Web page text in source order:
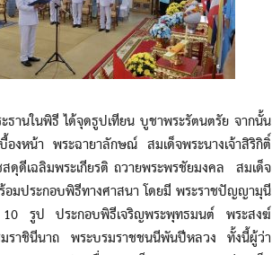
นในพิธี ได้จุดธูปเทียน บูชาพระรัตนตรัย จากนั้น
องหน้า พระฉายาลักษณ์ สมเด็จพระนางเจ้าสิริกิติ์
ดีเฉลิมพระเกียรติ ถวายพระพรชัยมงคล สมเด็จ
มประกอบพิธีทางศาสนา โดยมี พระราชปัญญามุนี
รูป ประกอบพิธีเจริญพระพุทธมนต์ พระสงฆ์
ราชินีนาถ พระบรมราชชนนีพันปีหลวง ทั้งนี้ผู้ว่า